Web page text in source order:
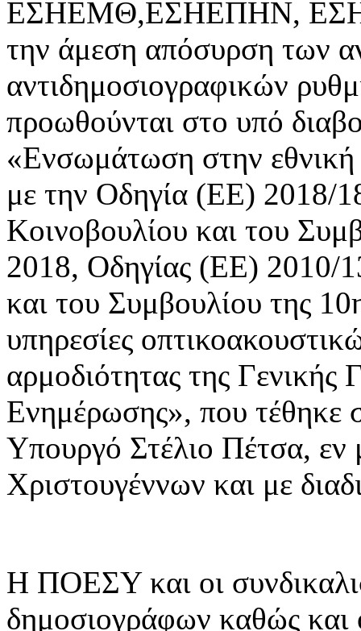
ΕΣΗΕΜΘ,ΕΣΗΕΠΗΝ,
την άμεση απόσυρση των
αντιδημοσιογραφικών
προωθούνται στο υπό
«Ενσωμάτωση στην εθνική
με την Οδηγία (ΕΕ) 2018/
Κοινοβουλίου και του
2018, Οδηγίας (ΕΕ) 2010/
και του Συμβουλίου της
υπηρεσίες
αρμοδιότητας της Γενικής
Ενημέρωσης», που τέθηκε
Υπουργό Στέλιο Πέτσα, εν
Χριστουγέννων και με
Η ΠΟΕΣΥ και οι
δημοσιογράφων καθώς